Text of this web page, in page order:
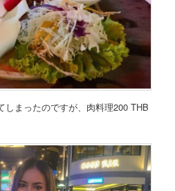
しまったのですが、肉料理200 THB